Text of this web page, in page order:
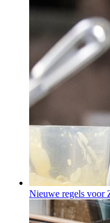
Nieuwe regels voor